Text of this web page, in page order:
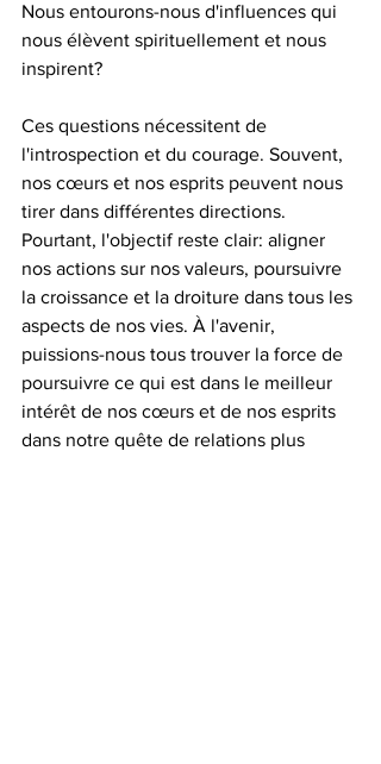
Nous entourons-nous d'influences qui
nous élèvent spirituellement et nous
inspirent?
Ces questions nécessitent de
l'introspection et du courage. Souvent,
nos cœurs et nos esprits peuvent nous
tirer dans différentes directions.
Pourtant, l'objectif reste clair: aligner
nos actions sur nos valeurs, poursuivre
la croissance et la droiture dans tous les
aspects de nos vies. À l'avenir,
puissions-nous tous trouver la force de
poursuivre ce qui est dans le meilleur
intérêt de nos cœurs et de nos esprits
dans notre quête de relations plus